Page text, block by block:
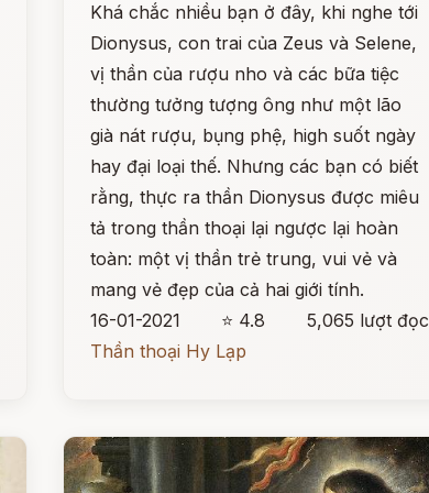
Khá chắc nhiều bạn ở đây, khi nghe tới
Dionysus, con trai của Zeus và Selene,
vị thần của rượu nho và các bữa tiệc
thường tưởng tượng ông như một lão
già nát rượu, bụng phệ, high suốt ngày
hay đại loại thế. Nhưng các bạn có biết
rằng, thực ra thần Dionysus được miêu
tả trong thần thoại lại ngược lại hoàn
toàn: một vị thần trẻ trung, vui vẻ và
mang vẻ đẹp của cả hai giới tính.
16-01-2021
⭐ 4.8
5,065 lượt đọc
Thần thoại Hy Lạp